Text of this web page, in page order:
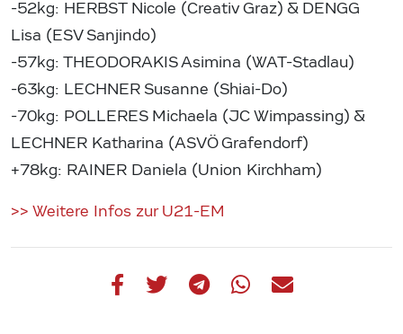
-52kg: HERBST Nicole (Creativ Graz) & DENGG
Lisa (ESV Sanjindo)
-57kg: THEODORAKIS Asimina (WAT-Stadlau)
-63kg: LECHNER Susanne (Shiai-Do)
-70kg: POLLERES Michaela (JC Wimpassing) &
LECHNER Katharina (ASVÖ Grafendorf)
+78kg: RAINER Daniela (Union Kirchham)
>> Weitere Infos zur U21-EM